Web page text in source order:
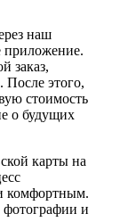
наш
приложение.
заказ,
этого,
стоимость
о будущих
карты на
комфортным.
фотографии и